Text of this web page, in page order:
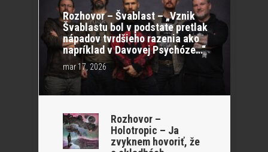
Rozhovor – Švablast – „Vznik
Švablastu bol v podstate pretlak
nápadov tvrdšieho razenia ako
napríklad v Davovej Psychóze…“
mar 17, 2026
Rozhovor –
Holotropic – Ja
zvyknem hovoriť, že